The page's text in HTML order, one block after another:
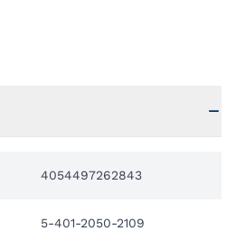
4054497262843
5-401-2050-2109